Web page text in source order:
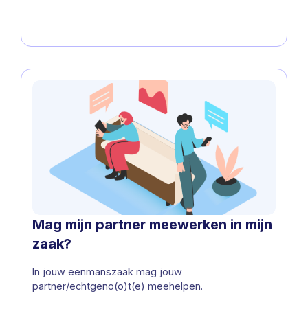
Mag mijn partner meewerken in mijn
zaak?
In jouw eenmanszaak mag jouw
partner/echtgeno(o)t(e) meehelpen.